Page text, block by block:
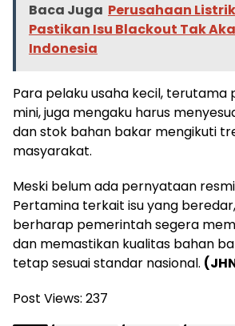
Baca Juga Perusahaan
Pastikan Isu Blackout Tak
Indonesia
Para pelaku usaha kecil, terutama
mini, juga mengaku harus
dan stok bahan bakar mengikuti
masyarakat.
Meski belum ada pernyataan
Pertamina terkait isu yang
berharap pemerintah segera
dan memastikan kualitas bahan
tetap sesuai standar nasional.
Post Views: 237